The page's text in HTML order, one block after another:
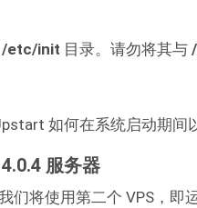
/etc/init 目录。请勿将其与
如何在系统启动期
服务器
们将使用第二个 VPS，